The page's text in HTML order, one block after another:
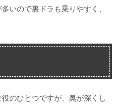
いので裏ドラも乗りやすく、
のひとつですが、奥が深くし